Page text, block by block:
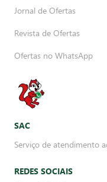
Jornal de Ofertas
Revista de Ofertas
Ofertas no WhatsApp
SAC
Serviço de atendimento
REDES SOCIAIS